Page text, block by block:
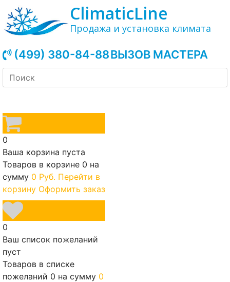
ClimaticLine
Продажа и установка климата
(499) 380-84-88ВЫЗОВ МАСТЕРА
0
Ваша корзина пуста
Товаров в корзине 0 на
сумму 0 Руб. Перейти в
корзину Оформить заказ
0
Ваш список пожеланий
пуст
Товаров в списке
пожеланий 0 на сумму 0